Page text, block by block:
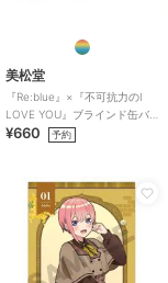
美松堂
『Re:blue』×『不可抗力のI
LOVE YOU』ブラインド缶バ
ッジ（全6種）
¥660 予約